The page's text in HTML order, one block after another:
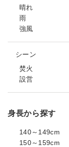
晴れ
雨
強風
シーン
焚火
設営
身長から探す
140～149cm
150～159cm